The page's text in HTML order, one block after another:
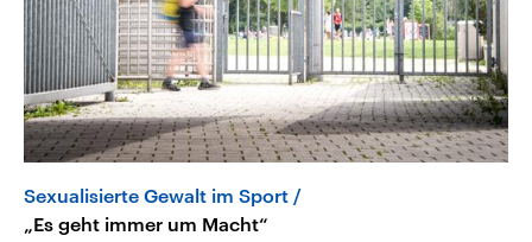
Sexualisierte Gewalt im Sport
„Es geht immer um Macht“